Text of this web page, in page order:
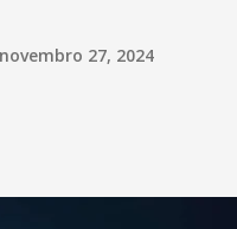
novembro 27, 2024